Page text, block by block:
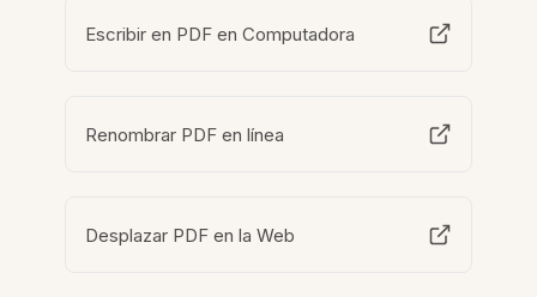
Escribir en PDF en Computadora
Renombrar PDF en línea
Desplazar PDF en la Web